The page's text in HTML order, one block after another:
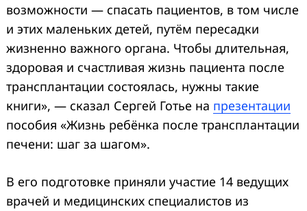
возможности — спасать пациентов, в том числе
и этих маленьких детей, путём пересадки
жизненно важного органа. Чтобы длительная,
здоровая и счастливая жизнь пациента после
трансплантации состоялась, нужны такие
книги», — сказал Сергей Готье на презентации
пособия «Жизнь ребёнка после трансплантации
печени: шаг за шагом».
В его подготовке приняли участие 14 ведущих
врачей и медицинских специалистов из